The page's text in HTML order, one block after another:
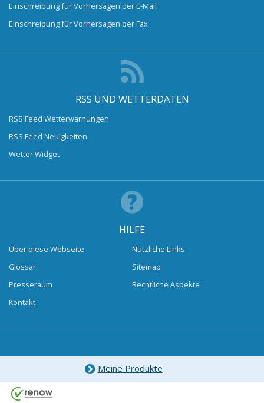
Einschreibung für Vorhersagen per E-Mail
Einschreibung für Vorhersagen per Fax
RSS UND WETTERDATEN
RSS Feed Wetterwarnungen
RSS Feed Neuigkeiten
Wetter Widget
HILFE
Über diese Webseite
Glossar
Presseraum
Kontakt
Nützliche Links
Sitemap
Rechtliche Aspekte
Meine Produkte